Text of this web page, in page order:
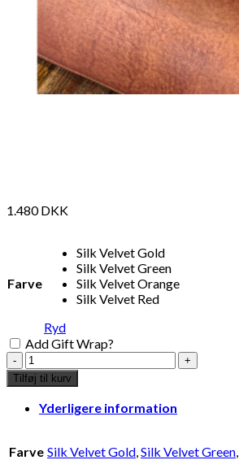
1.480DKK
Farve
Silk Velvet Gold
Silk Velvet Green
Silk Velvet Orange
Silk Velvet Red
Ryd
Add Gift Wrap?
Himalayan
silk
velvet
pillow
Green
cm
Tilføj til kurv
Yderligere information
Farve Silk Velvet Gold,Silk Velvet Green,